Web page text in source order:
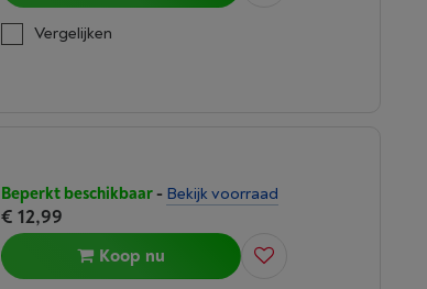
Vergelijken
Beperkt beschikbaar- Bekijk voorraad
€ 12,99
Koop nu